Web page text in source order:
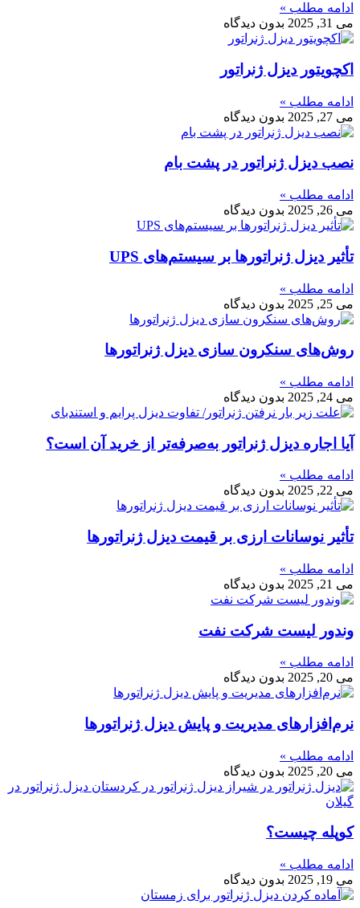
ادامه مطلب »
می 31, 2025
بدون دیدگاه
اکچویتور دیزل ژنراتور
ادامه مطلب »
می 27, 2025
بدون دیدگاه
نصب دیزل ژنراتور در پشت‌ بام
ادامه مطلب »
می 26, 2025
بدون دیدگاه
تأثیر دیزل ژنراتورها بر سیستم‌های UPS
ادامه مطلب »
می 25, 2025
بدون دیدگاه
روش‌های سنکرون‌ سازی دیزل ژنراتورها
ادامه مطلب »
می 24, 2025
بدون دیدگاه
آیا اجاره دیزل ژنراتور به‌صرفه‌تر از خرید آن است؟
ادامه مطلب »
می 22, 2025
بدون دیدگاه
تأثیر نوسانات ارزی بر قیمت دیزل ژنراتورها
ادامه مطلب »
می 21, 2025
بدون دیدگاه
وندور لیست شرکت نفت
ادامه مطلب »
می 20, 2025
بدون دیدگاه
نرم‌افزارهای مدیریت و پایش دیزل ژنراتورها
ادامه مطلب »
می 20, 2025
بدون دیدگاه
کوپله چیست؟
ادامه مطلب »
می 19, 2025
بدون دیدگاه